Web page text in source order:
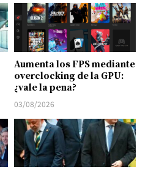
Aumenta los FPS mediante
overclocking de la GPU:
¿vale la pena?
03/08/2026